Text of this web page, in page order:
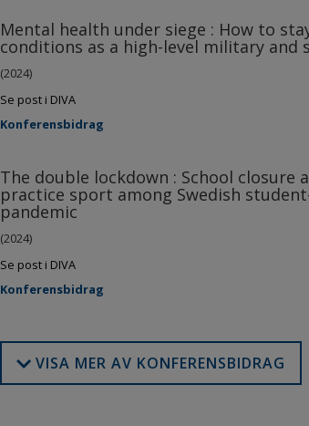
Mental health under siege : How to
conditions as a high-level military and
(2024)
Se post i DIVA
Konferensbidrag
The double lockdown : School
practice sport among Swedish
pandemic
(2024)
Se post i DIVA
Konferensbidrag
VISA MER AV KONFERENSBIDRAG